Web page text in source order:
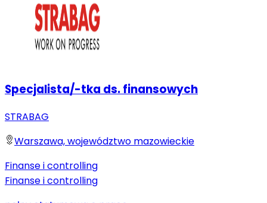
Specjalista/-tka ds. finansowych
STRABAG
Warszawa, województwo mazowieckie
Finanse i controlling
Finanse i controlling